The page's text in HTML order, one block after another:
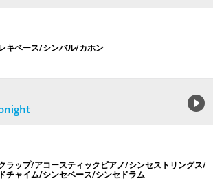
キベース/シンバル/カホン
ラップ/アコースティックピアノ/シンセストリングス/
チャイム/シンセベース/シンセドラム